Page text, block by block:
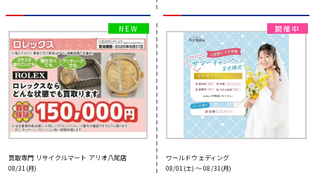
買取専門 リサイクルマート アリオ八尾店
08/31(月)
ワールドウェディング
08/01(土) 〜 08/31(月)